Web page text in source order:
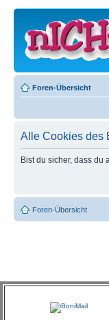
Foren-Übersicht
Alle Cookies des
Bist du sicher, dass du
Foren-Übersicht